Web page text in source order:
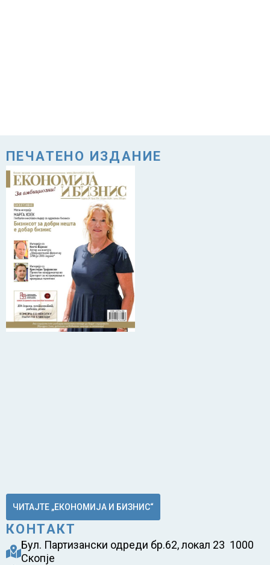
ПЕЧАТЕНО ИЗДАНИЕ
ЧИТАЈТЕ „ЕКОНОМИЈА И БИЗНИС“
КОНТАКТ
Бул. Партизански одреди бр.62, локал 23 1000
Скопје